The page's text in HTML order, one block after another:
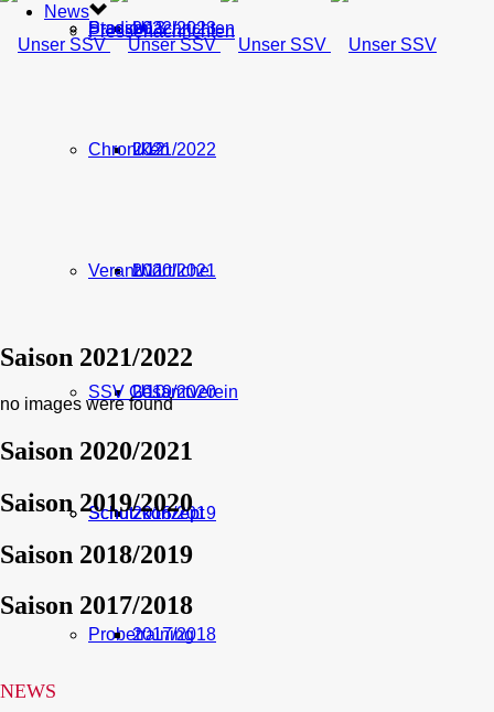
U13
U12
U11
U10
Schutzkonzept
Probetraining
2022/2023
2021/2022
2020/2021
2019/2020
2018/2019
2017/2018
Stadion
Chroniken
Verantwortliche
SSV Gesamtverein
Schutzkonzept
Pressenachrichten
News
Pressenachrichten
Saison 2021/2022
no images were found
Saison 2020/2021
Saison 2019/2020
Saison 2018/2019
Saison 2017/2018
NEWS